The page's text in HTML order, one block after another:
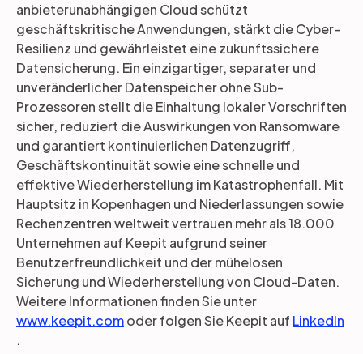
anbieterunabhängigen Cloud schützt
geschäftskritische Anwendungen, stärkt die Cyber-
Resilienz und gewährleistet eine zukunftssichere
Datensicherung. Ein einzigartiger, separater und
unveränderlicher Datenspeicher ohne Sub-
Prozessoren stellt die Einhaltung lokaler Vorschriften
sicher, reduziert die Auswirkungen von Ransomware
und garantiert kontinuierlichen Datenzugriff,
Geschäftskontinuität sowie eine schnelle und
effektive Wiederherstellung im Katastrophenfall. Mit
Hauptsitz in Kopenhagen und Niederlassungen sowie
Rechenzentren weltweit vertrauen mehr als 18.000
Unternehmen auf Keepit aufgrund seiner
Benutzerfreundlichkeit und der mühelosen
Sicherung und Wiederherstellung von Cloud-Daten.
Weitere Informationen finden Sie unter
www.keepit.comoder folgen Sie Keepit auf LinkedIn
.